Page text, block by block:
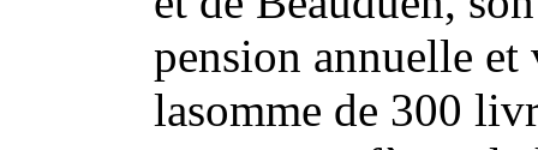
pension annuelle
lasomme de 300